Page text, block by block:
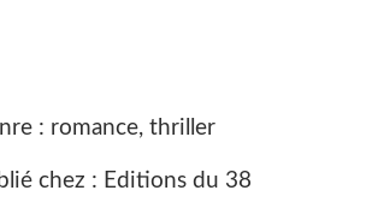
: romance, thriller
chez : Editions du 38